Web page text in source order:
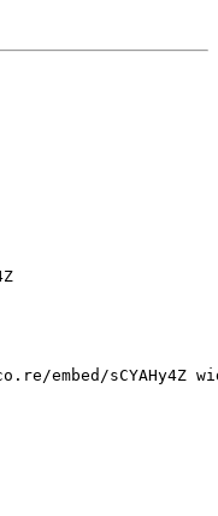
embed/sCYAHy4Z